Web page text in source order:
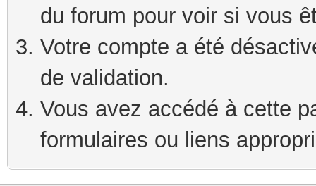
du forum pour voir si vous
Votre compte a été
de validation.
Vous avez accédé à cette
formulaires ou liens